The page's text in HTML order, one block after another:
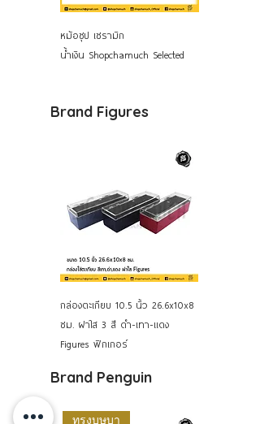
หม้อซุป เซรามิก
น้ำเงิน Shopchamuch Selected
Brand Figures
กล่องตะเกียบ 10.5 นิ้ว 26.6x10x8
ซม. ฝาใส 3 สี ดำ-เทา-แดง
Figures ฟิกเกอร์
Brand Penguin
ทรงบุษบา